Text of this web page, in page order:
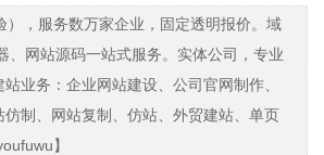
），服务数万家企业，固定透明报价。域
、网站源码一站式服务。实体公司，专业
业务：企业网站建设、公司官网制作、
制、网站复制、仿站、外贸建站、单页
】